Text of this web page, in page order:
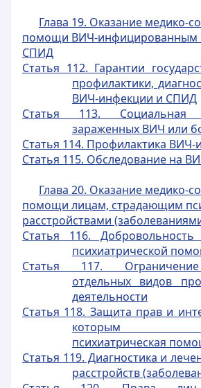
Глава 19. Оказание медико-
помощи ВИЧ-инфицированным
СПИД
Статья 112. Гарантии
профилактики,
ВИЧ-инфекции и СПИД
Статья 113.
зараженных ВИЧ или
Статья 114. Профилактика ВИЧ-
Статья 115. Обследование на
Глава 20. Оказание медико-
помощи лицам, страдающим
расстройствами
Статья 116.
психиатрической
Статья 117.
отдельных видов
деятельности
Статья 118. Защита прав и
которым
психиатрическая
Статья 119. Диагностика и
расстройств